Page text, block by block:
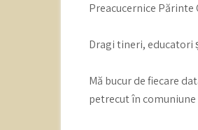
Preacucernice Părinte
Dragi tineri, educatori
Mă bucur de fiecare
petrecut în